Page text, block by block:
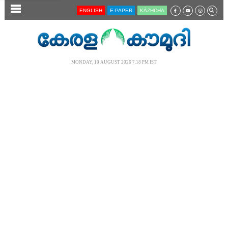
SECTIONS ENGLISH E-PAPER KĀZHCHA
MONDAY, 10 AUGUST 2026 7.18 PM IST